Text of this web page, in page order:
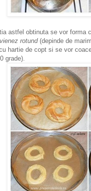
astfel obtinuta se vor forma
rotund (depinde de
hartie de copt si se vor
grade).